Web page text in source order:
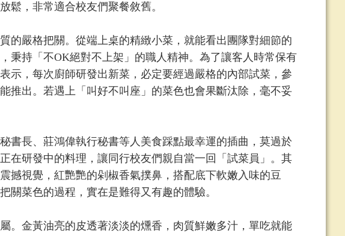
鬆，非常適合校友們聚餐敘舊。
嚴格把關。從端上桌的精緻小菜，就能看出團隊對細節的
秉持「不OK絕對不上架」的職人精神。為了讓客人時常保有
示，每次廚師研發出新菜，必定要經過嚴格的內部試菜，參
推出。若遇上「叫好不叫座」的菜色也會果斷汰除，毫不妥
長、莊鴻偉執行秘書等人美食踩點最幸運的插曲，莫過於
在研發中的料理，讓同行校友們親自當一回「試菜員」。其
撼視覺，紅艷艷的剁椒香氣撲鼻，搭配底下軟嫩入味的豆
關菜色的過程，實在是難得又有趣的體驗。
金黃油亮的皮透著淡淡的燻香，肉質鮮嫩多汁，單吃就能